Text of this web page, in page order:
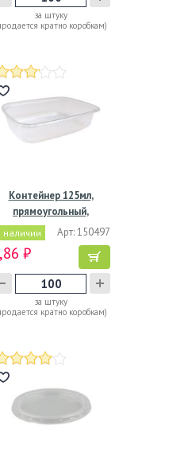
за штуку
кратно коробкам)
Контейнер 125мл,
прямоугольный,
108х82х25мм,…
наличии Арт: 150497
₽
за штуку
кратно коробкам)